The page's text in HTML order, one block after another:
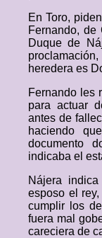
En Toro,
Fernando, de
Duque de
heredera es
Fernando les
para actuar
antes de
haciendo
documento
indicaba el
Nájera
esposo el
cumplir los
fuera mal
careciera de